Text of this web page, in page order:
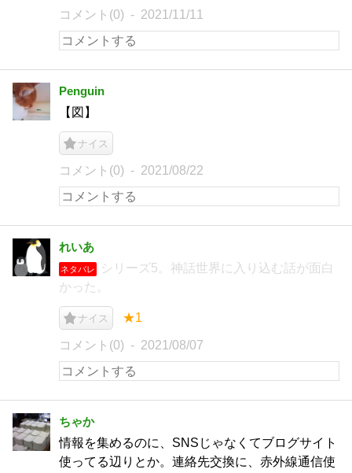
コメント(0) 2021/11/11
Penguin
【図】
ナイス
コメント(0) 2021/08/22
れいあ
ネタバレ
シリーズ5。神話世界に入り込む話が面白
かった。
ナイス ★1
コメント(0) 2021/08/07
ちゃか
情報を集めるのに、SNSじゃなくてブログサイト
使ってる辺りとか。連絡先交換に、赤外線通信使